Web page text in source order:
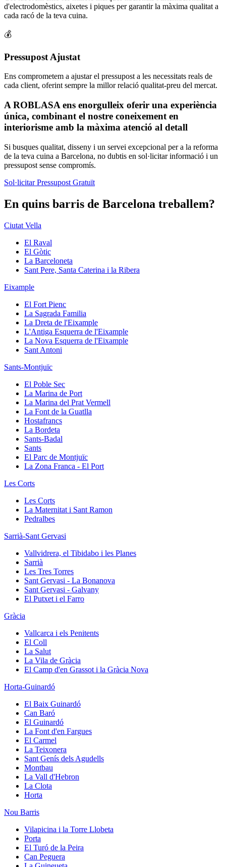
d'electrodomèstics, aixetes i piques per garantir la màxima qualitat a
cada racó de la teva cuina.
💰
Pressupost Ajustat
Ens comprometem a ajustar el pressupost a les necessitats reals de
cada client, oferint sempre la millor relació qualitat-preu del mercat.
A ROBLASA ens enorgulleix oferir una experiència
única, combinant el nostre coneixement en
interiorisme amb la màxima atenció al detall
Si busques qualitat, disseny i un servei excepcional per a la reforma
de la teva cuina a Barcelona, no dubtis en sol·licitar informació i un
pressupost sense compromís.
Sol·licitar Pressupost Gratuït
En quins barris de Barcelona treballem?
Ciutat Vella
El Raval
El Gòtic
La Barceloneta
Sant Pere, Santa Caterina i la Ribera
Eixample
El Fort Pienc
La Sagrada Familia
La Dreta de l'Eixample
L'Antiga Esquerra de l'Eixample
La Nova Esquerra de l'Eixample
Sant Antoni
Sants-Montjuïc
El Poble Sec
La Marina de Port
La Marina del Prat Vermell
La Font de la Guatlla
Hostafrancs
La Bordeta
Sants-Badal
Sants
El Parc de Montjuïc
La Zona Franca - El Port
Les Corts
Les Corts
La Maternitat i Sant Ramon
Pedralbes
Sarrià-Sant Gervasi
Vallvidrera, el Tibidabo i les Planes
Sarrià
Les Tres Torres
Sant Gervasi - La Bonanova
Sant Gervasi - Galvany
El Putxet i el Farro
Gràcia
Vallcarca i els Penitents
El Coll
La Salut
La Vila de Gràcia
El Camp d'en Grassot i la Gràcia Nova
Horta-Guinardó
El Baix Guinardó
Can Baró
El Guinardó
La Font d'en Fargues
El Carmel
La Teixonera
Sant Genís dels Agudells
Montbau
La Vall d'Hebron
La Clota
Horta
Nou Barris
Vilapicina i la Torre Llobeta
Porta
El Turó de la Peira
Can Peguera